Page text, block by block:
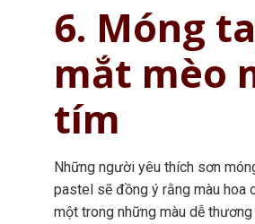
6. Móng
mắt mèo
tím
Những người yêu thích sơn
pastel sẽ đồng ý rằng màu hoa
một trong những màu dễ